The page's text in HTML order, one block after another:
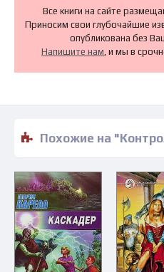
Все книги на сайте
Приносим свои глубочайшие
опубликована без
Напишите нам, и мы в
Похожие на "Контрольное вторжение - Михаил Медведев" книги